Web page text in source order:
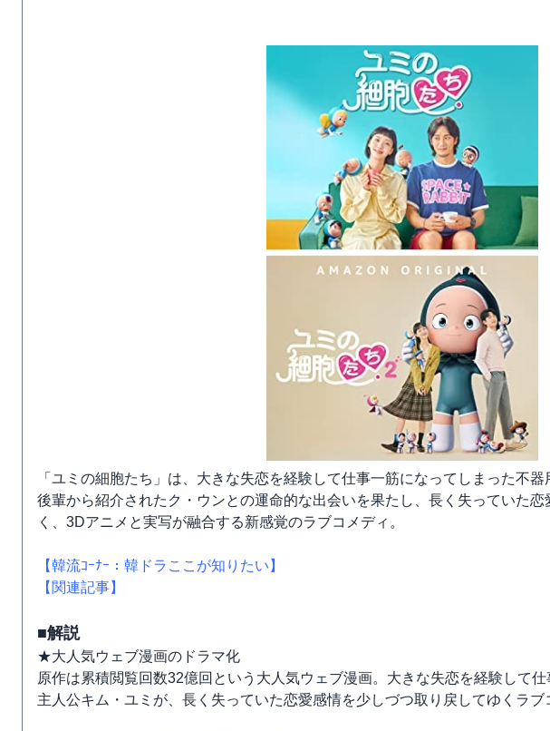
「ユミの細胞たち」は、大きな失恋を経験して仕事一筋になってしまった不
後輩から紹介されたク・ウンとの運命的な出会いを果たし、長く失っていた
く、3Dアニメと実写が融合する新感覚のラブコメディ。
【韓流ｺｰﾅｰ：韓ドラここが知りたい】
【関連記事】
■解説
★大人気ウェブ漫画のドラマ化
原作は累積閲覧回数32億回という大人気ウェブ漫画。大きな失恋を経験して
主人公キム・ユミが、長く失っていた恋愛感情を少しづつ取り戻してゆくラブ